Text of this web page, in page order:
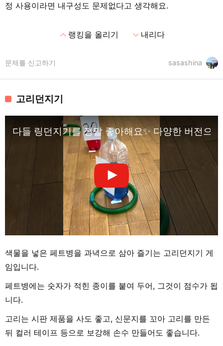
정 사용이라면 내구성도 문제없다고 생각해요.
expand_less랭킹을 올리기 expand_more내리다
sasashina
문제를 신고하기
고리던지기
다들 링던지기를 정말 좋아해요✨️ 다양한 버전으
색물을 넣은 페트병을 과녁으로 삼아 즐기는 고리던지기 게
임입니다.
페트병에는 숫자가 적힌 종이를 붙여 두어, 그것이 점수가 됩
니다.
고리는 시판 제품을 사도 좋고, 신문지를 꼬아 고리를 만든
뒤 컬러 테이프 등으로 보강해 손수 만들어도 좋습니다.